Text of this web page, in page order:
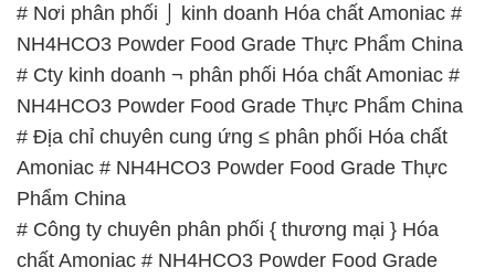
# Nơi phân phối ⌡ kinh doanh Hóa chất Amoniac #
NH4HCO3 Powder Food Grade Thực Phẩm China
# Cty kinh doanh ¬ phân phối Hóa chất Amoniac #
NH4HCO3 Powder Food Grade Thực Phẩm China
# Địa chỉ chuyên cung ứng ≤ phân phối Hóa chất
Amoniac # NH4HCO3 Powder Food Grade Thực
Phẩm China
# Công ty chuyên phân phối { thương mại } Hóa
chất Amoniac # NH4HCO3 Powder Food Grade